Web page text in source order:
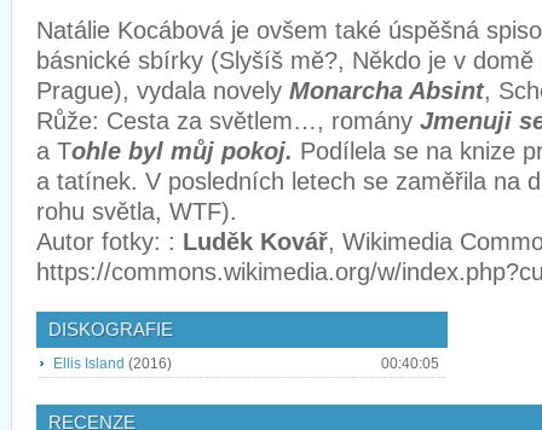
Natálie Kocábová je ovšem také úspěšná
básnické sbírky (Slyšíš mě?, Někdo je v
Prague), vydala novely Monarcha Absint,
Růže: Cesta za světlem…, romány Jmenuji
a Tohle byl můj pokoj. Podílela se na knize
a tatínek. V posledních letech se zaměřila na
rohu světla, WTF).
Autor fotky: : Luděk Kovář, Wikimedia
https://commons.wikimedia.org/w/
DISKOGRAFIE
Ellis Island (2016) 00:40:05
RECENZE